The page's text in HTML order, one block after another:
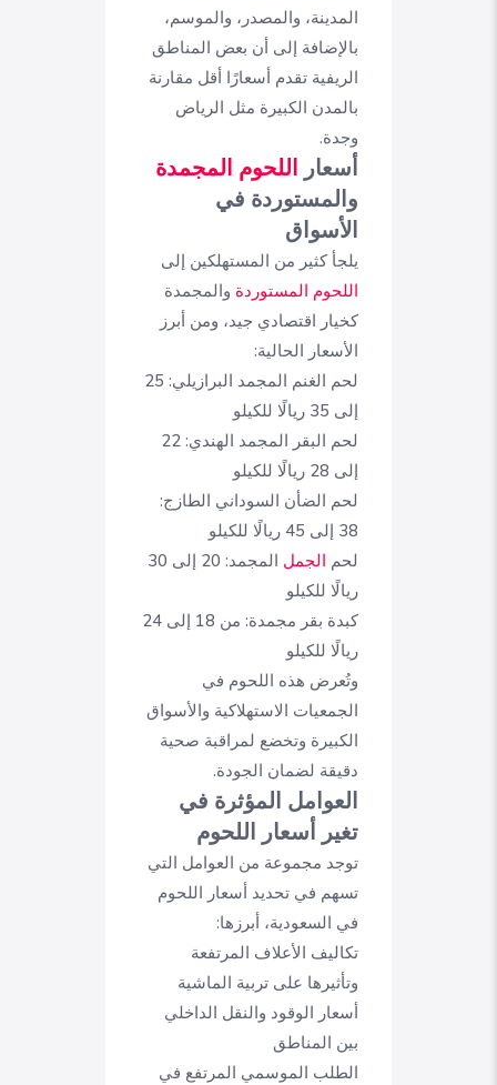
المدينة، والمصدر، والموسم،
بالإضافة إلى أن بعض المناطق
الريفية تقدم أسعارًا أقل مقارنة
بالمدن الكبيرة مثل الرياض
وجدة.
أسعار اللحوم المجمدة
والمستوردة في
الأسواق
يلجأ كثير من المستهلكين إلى
اللحوم المستوردة والمجمدة
كخيار اقتصادي جيد، ومن أبرز
الأسعار الحالية:
لحم الغنم المجمد البرازيلي: 25
إلى 35 ريالًا للكيلو
لحم البقر المجمد الهندي: 22
إلى 28 ريالًا للكيلو
لحم الضأن السوداني الطازج:
38 إلى 45 ريالًا للكيلو
لحم الجمل
المجمد: 20 إلى 30
ريالًا للكيلو
كبدة بقر مجمدة: من 18 إلى 24
ريالًا للكيلو
وتُعرض هذه اللحوم في
الجمعيات الاستهلاكية والأسواق
الكبيرة وتخضع لمراقبة صحية
دقيقة لضمان الجودة.
العوامل المؤثرة في
تغير أسعار اللحوم
توجد مجموعة من العوامل التي
تسهم في تحديد أسعار اللحوم
في السعودية، أبرزها:
تكاليف الأعلاف المرتفعة
وتأثيرها على تربية الماشية
أسعار الوقود والنقل الداخلي
بين المناطق
الطلب الموسمي المرتفع في